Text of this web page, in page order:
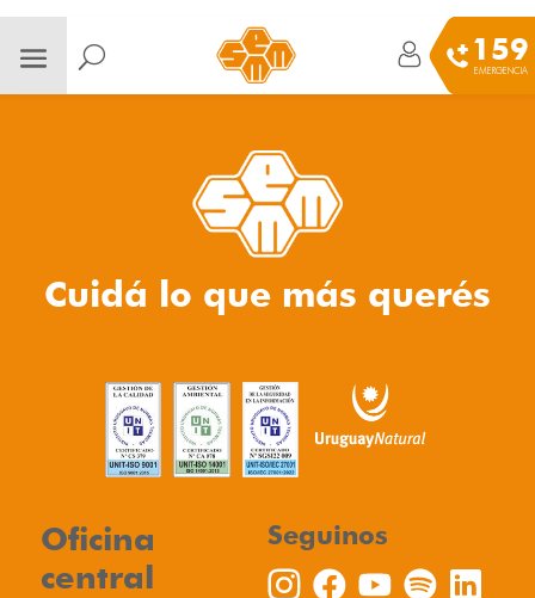
159
EMERGENCIA
Cuidá lo que más querés
Oficina
central
Seguinos